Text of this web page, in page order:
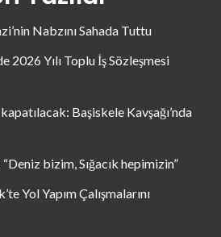
Nabzını Sahada Tuttu
2026 Yılı Toplu İş Sözleşmesi
Başiskele Kavşağı’nda
“Deniz bizim, Sığacık hepimizin”
Yol Yapım Çalışmalarını